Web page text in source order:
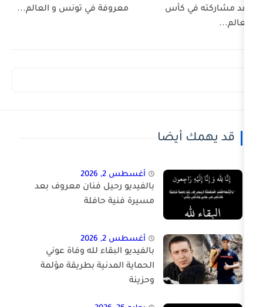
كأس
معروفة في تونس و العالم...
أغسطس 2, 2026
بالفيديو رحيل فنان معروف بعد
مسيرة فنية حافلة
أغسطس 2, 2026
بالفيديو البقاء لله وفاة عوني
الحماية المدنية بطريقة مؤلمة
وحزينة